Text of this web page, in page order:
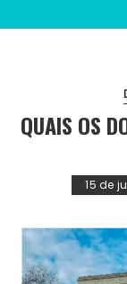
QUAIS OS
15 de